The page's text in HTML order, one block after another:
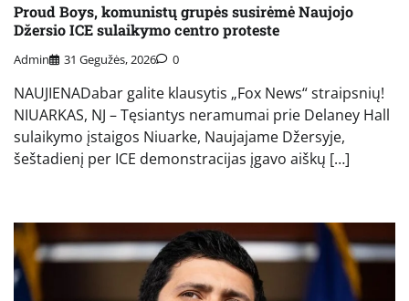
Proud Boys, komunistų grupės susirėmė Naujojo
Džersio ICE sulaikymo centro proteste
Admin 31 Gegužės, 2026 0
NAUJIENADabar galite klausytis „Fox News“ straipsnių!
NIUARKAS, NJ – Tęsiantys neramumai prie Delaney Hall
sulaikymo įstaigos Niuarke, Naujajame Džersyje,
šeštadienį per ICE demonstracijas įgavo aiškų […]